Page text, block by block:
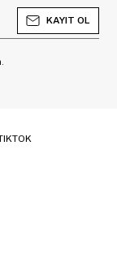
KAYIT OL